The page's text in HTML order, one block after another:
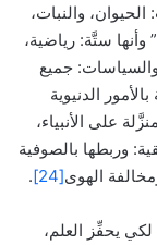
والنبات،
ستَّة: رياضية،
والسياسات: جميع
الدنيوية
على الأنبياء،
وربطها بالصوفية
الهوى[24]
.
يحفِّز العلم،